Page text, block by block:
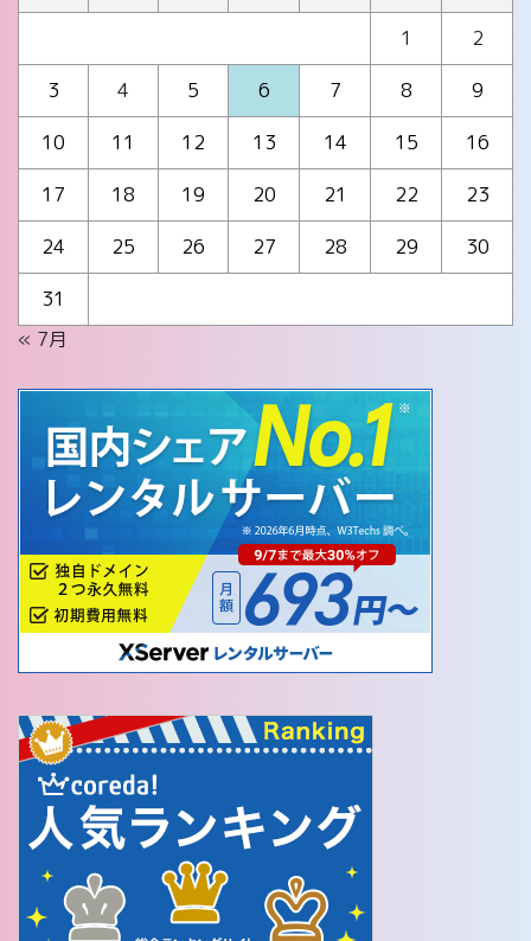
1
2
3
4 5 6 7 8
9
10
11 12 13 14 15
16
17
18 19 20 21 22
23
24
25 26 27 28 29
30
31
« 7月